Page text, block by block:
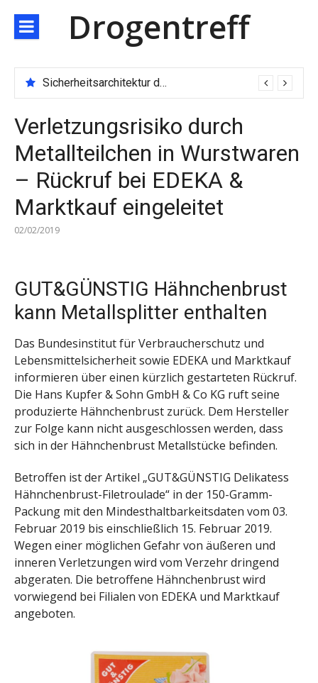
zum
Inhalt
Drogentreff
Sicherheitsarchitektur der nächsten Generation: JARXE kombiniert Multi-Wallet und MPC als Schutzschild für digitales Vertrauen
Verletzungsrisiko durch
Metallteilchen in Wurstwaren
– Rückruf bei EDEKA &
Marktkauf eingeleitet
02/02/2019
GUT&GÜNSTIG Hähnchenbrust
kann Metallsplitter enthalten
Das Bundesinstitut für Verbraucherschutz und
Lebensmittelsicherheit sowie EDEKA und Marktkauf
informieren über einen kürzlich gestarteten Rückruf.
Die Hans Kupfer & Sohn GmbH & Co KG ruft seine
produzierte Hähnchenbrust zurück. Dem Hersteller
zur Folge kann nicht ausgeschlossen werden, dass
sich in der Hähnchenbrust Metallstücke befinden.
Betroffen ist der Artikel „GUT&GÜNSTIG Delikatess
Hähnchenbrust-Filetroulade“ in der 150-Gramm-
Packung mit den Mindesthaltbarkeitsdaten vom 03.
Februar 2019 bis einschließlich 15. Februar 2019.
Wegen einer möglichen Gefahr von äußeren und
inneren Verletzungen wird vom Verzehr dringend
abgeraten. Die betroffene Hähnchenbrust wird
vorwiegend bei Filialen von EDEKA und Marktkauf
angeboten.